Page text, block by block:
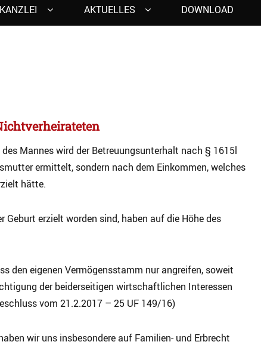
KANZLEI AKTUELLES DOWNLOAD
Mannes wird der Betreuungsunterhalt nach § 1615l
ermittelt, sondern nach dem Einkommen, welches
hätte.
Geburt erzielt worden sind, haben auf die Höhe des
den eigenen Vermögensstamm nur angreifen, soweit
der beiderseitigen wirtschaftlichen Interessen
vom 21.2.2017 – 25 UF 149/16)
wir uns insbesondere auf Familien- und Erbrecht